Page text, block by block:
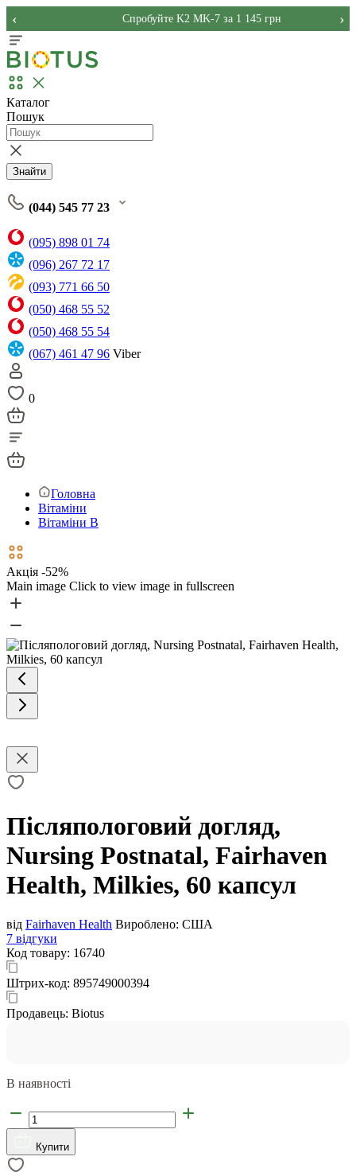
Спробуйте K2 MK-7 за 1 145 грн
‹ ›
Каталог
Пошук
Знайти
(044) 545 77 23
(095) 898 01 74
(096) 267 72 17
(093) 771 66 50
(050) 468 55 52
(050) 468 55 54
(067) 461 47 96 Viber
0
Головна
Вітаміни
Вітаміни В
Акція -52%
Main image Click to view image in fullscreen
Післяпологовий догляд,
Nursing Postnatal, Fairhaven
Health, Milkies, 60 капсул
від Fairhaven Health Вироблено: США
7 відгуки
Код товару: 16740
Штрих-код: 895749000394
Продавець: Biotus
В наявності
Купити